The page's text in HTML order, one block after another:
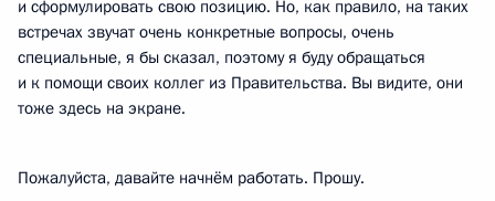
и сформулировать свою позицию. Но, как правило, на таких
встречах звучат очень конкретные вопросы, очень
специальные, я бы сказал, поэтому я буду обращаться
и к помощи своих коллег из Правительства. Вы видите, они
тоже здесь на экране.
Пожалуйста, давайте начнём работать. Прошу.